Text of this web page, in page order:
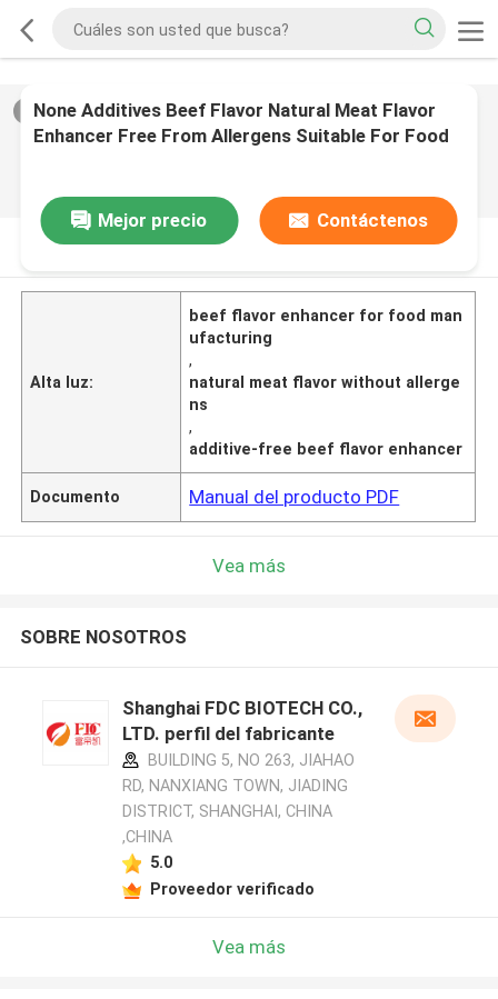
/0
None Additives Beef Flavor Natural Meat Flavor
Enhancer Free From Allergens Suitable For Food
Mejor precio
Contáctenos
DESCRIPCIóN DE PRODUCTO
Alta luz:
beef flavor enhancer for food man
ufacturing
,
natural meat flavor without allerge
ns
,
additive-free beef flavor enhancer
Documento Manual del producto PDF
Vea más
SOBRE NOSOTROS
Shanghai FDC BIOTECH CO.,
LTD. perfil del fabricante
BUILDING 5, NO 263, JIAHAO
RD, NANXIANG TOWN, JIADING
DISTRICT, SHANGHAI, CHINA
,CHINA
5.0
Proveedor verificado
Vea más